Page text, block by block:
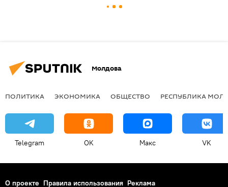
Молдова
ПОЛИТИКА ЭКОНОМИКА ОБЩЕСТВО РЕСПУБЛИКА
Telegram OK Макс VK
О проекте Правила использования Реклама